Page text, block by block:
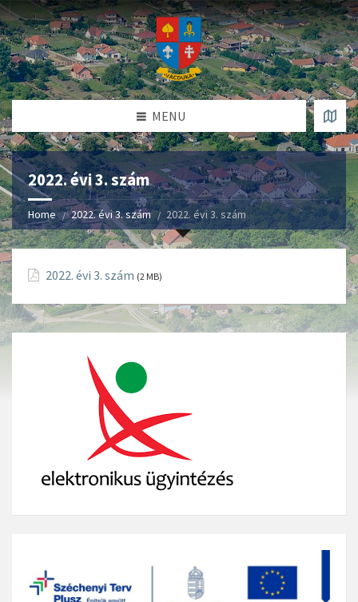
MENU
2022. évi 3. szám
Home 2022. évi 3. szám 2022. évi 3. szám
2022. évi 3. szám (2 MB)